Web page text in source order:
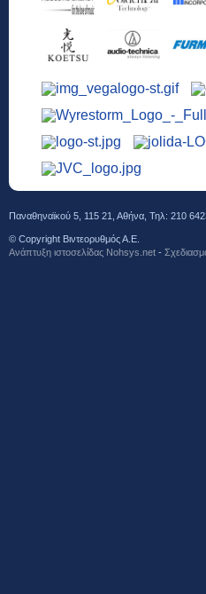
Παναθηναϊκού 5, 115 21, Αθήνα, Τηλ: 210
© Copyright Βιντεορυθμός Α.Ε.
Ανάπτυξη ιστοσελίδας Νohsys.net -